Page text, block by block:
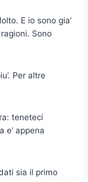
E io sono gia’
Sono
Per altre
teneteci
e’ appena
sia il primo